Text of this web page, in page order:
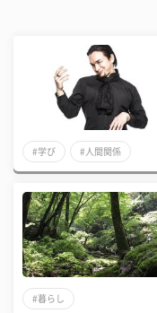
#学び #人間関係
#暮らし